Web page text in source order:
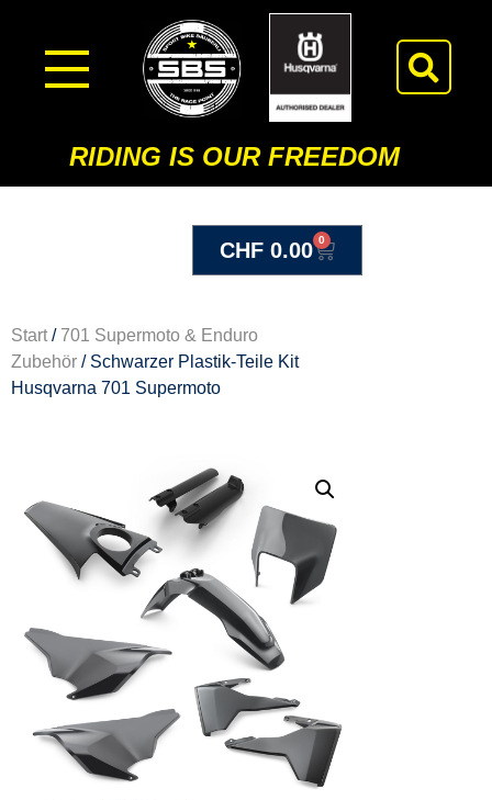
RIDING IS OUR FREEDOM
CHF 0.00 0
Start / 701 Supermoto & Enduro
Zubehör / Schwarzer Plastik-Teile Kit
Husqvarna 701 Supermoto